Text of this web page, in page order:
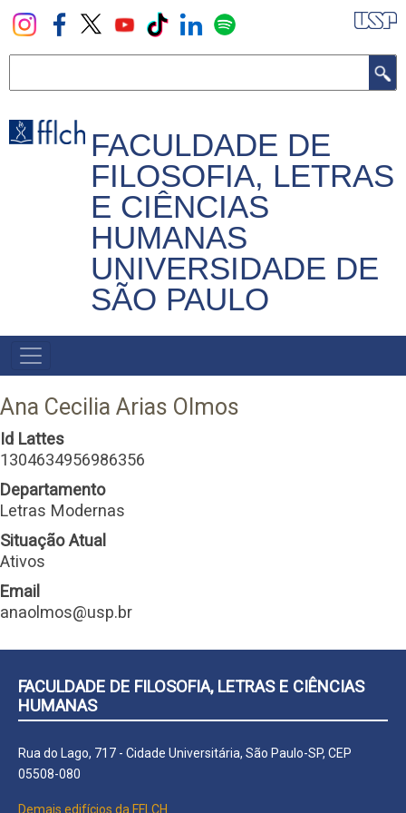
Pular
para
principal
FACULDADE DE
FILOSOFIA, LETRAS
E CIÊNCIAS
HUMANAS
UNIVERSIDADE DE
SÃO PAULO
NAVEGADOR
PRINCIPAL
Ana Cecilia Arias Olmos
Id Lattes
1304634956986356
Departamento
Letras Modernas
Situação Atual
Ativos
Email
anaolmos@usp.br
FACULDADE DE FILOSOFIA, LETRAS E CIÊNCIAS
HUMANAS
Rua do Lago, 717 - Cidade Universitária, São Paulo-SP, CEP
05508-080
Demais edifícios da FFLCH